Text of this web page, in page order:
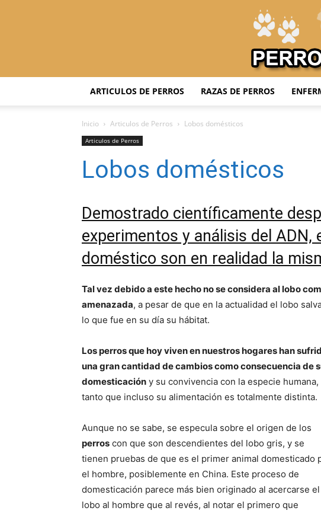
ARTICULOS DE PERROS RAZAS DE PERROS
Inicio Articulos de Perros Lobos domésticos
Articulos de Perros
Lobos domésticos
Demostrado científicamente
experimentos y análisis del ADN,
doméstico son en realidad la
Tal vez debido a este hecho no se considera al lobo
amenazada, a pesar de que en la actualidad el lobo
lo que fue en su día su hábitat.
Los perros que hoy viven en nuestros hogares han
una gran cantidad de cambios como consecuencia de
domesticación y su convivencia con la especie humana,
tanto que incluso su alimentación es totalmente distinta.
Aunque no se sabe, se especula sobre el origen de los
perros con que son descendientes del lobo gris, y se
tienen pruebas de que es el primer animal domesticado
el hombre, posiblemente en China. Este proceso de
domesticación parece más bien originado al acercarse el
lobo al hombre que al revés, al notar el primero que